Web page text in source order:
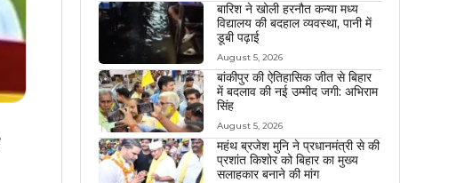
बारिश ने खोली हरनौत कन्या मध्य
विद्यालय की बदहाल व्यवस्था, पानी में
डूबी पढ़ाई
August 5, 2026
बांकीपुर की ऐतिहासिक जीत से बिहार
में बदलाव की नई उम्मीद जगी: अभिराम
सिंह
August 5, 2026
महंथ ब्रजेश मुनि ने प्रधानमंत्री से की
प्रशांत किशोर को बिहार का मुख्य
सलाहकार बनाने की मांग